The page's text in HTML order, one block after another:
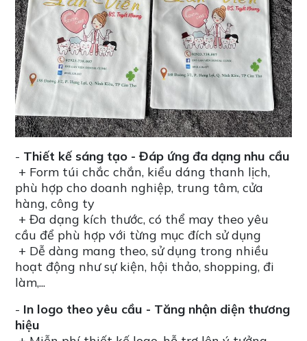
- Thiết kế sáng tạo - Đáp ứng đa dạng nhu cầu
+ Form túi chắc chắn, kiểu dáng thanh lịch,
phù hợp cho doanh nghiệp, trung tâm, cửa
hàng, công ty
+ Đa dạng kích thước, có thể may theo yêu
cầu để phù hợp với từng mục đích sử dụng
+ Dễ dàng mang theo, sử dụng trong nhiều
hoạt động như sự kiện, hội thảo, shopping, đi
làm,...
- In logo theo yêu cầu - Tăng nhận diện thương
hiệu